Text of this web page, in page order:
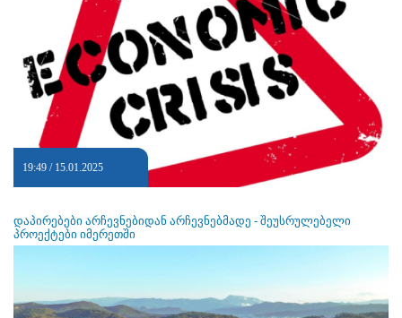
19:49 / 15.01.2025
დაპირებები არჩევნებიდან არჩევნებმადე - შეუსრულებელი
პროექტები იმერეთში